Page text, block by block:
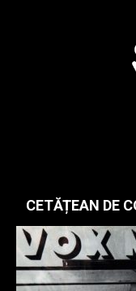
CETĂȚEAN DE